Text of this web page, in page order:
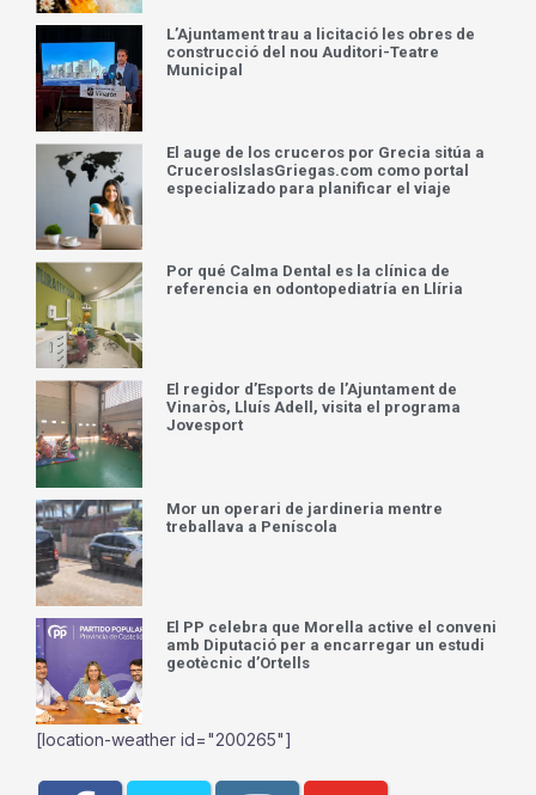
L’Ajuntament trau a licitació les obres de
construcció del nou Auditori-Teatre
Municipal
El auge de los cruceros por Grecia sitúa a
CrucerosIslasGriegas.com como portal
especializado para planificar el viaje
Por qué Calma Dental es la clínica de
referencia en odontopediatría en Llíria
El regidor d’Esports de l’Ajuntament de
Vinaròs, Lluís Adell, visita el programa
Jovesport
Mor un operari de jardineria mentre
treballava a Peníscola
El PP celebra que Morella active el conveni
amb Diputació per a encarregar un estudi
geotècnic d’Ortells
[location-weather id="200265"]